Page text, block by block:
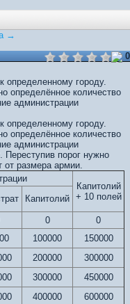
→
0
определенному городу.
определённое количество
администрации
определенному городу.
определённое количество
администрации
Переступив порог нужно
от размера армии.
Капитолий
+ 10 полей
Капитолий
0
0
100000
150000
200000
300000
300000
450000
400000
600000